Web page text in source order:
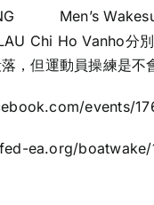
Men’s
Chi Ho Vanho分
，但運動員操練是不
events/
ea.org/boatwake/